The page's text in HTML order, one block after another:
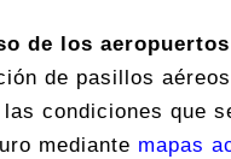
de los aeropuertos
de pasillos
condiciones que
mediante mapas